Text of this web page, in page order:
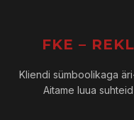
FKE –
Kliendi sümboolikaga
Aitame luua